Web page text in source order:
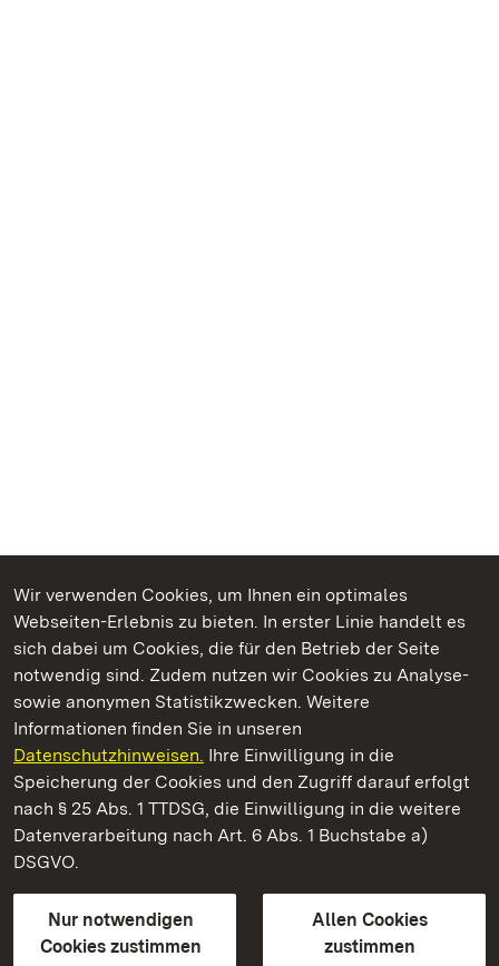
Wir verwenden Cookies, um Ihnen ein optimales
Webseiten-Erlebnis zu bieten. In erster Linie handelt es
sich dabei um Cookies, die für den Betrieb der Seite
notwendig sind. Zudem nutzen wir Cookies zu Analyse-
sowie anonymen Statistikzwecken. Weitere
Informationen finden Sie in unseren
Datenschutzhinweisen. Ihre Einwilligung in die
Speicherung der Cookies und den Zugriff darauf erfolgt
nach § 25 Abs. 1 TTDSG, die Einwilligung in die weitere
Datenverarbeitung nach Art. 6 Abs. 1 Buchstabe a)
DSGVO.
Nur notwendigen
Cookies zustimmen
Allen Cookies
zustimmen
Kommen. Staunen. Genießen.
Residenzschloss Ludwigsburg
Staatliche Schlösser und Gärten Baden-Württemberg
Kontakt
GebärdenspracheLeichte Sprache
Erklärung zur Barrierefreiheit
BITV-konform (geprüfte Seiten)